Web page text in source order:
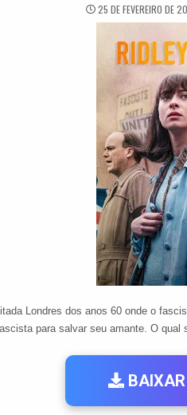
25 DE FEVEREIRO DE
Londres dos anos 60 onde o
para salvar seu amante. O qual